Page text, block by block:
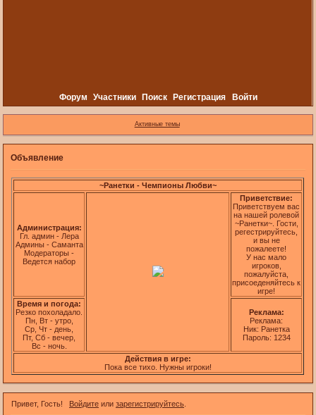
Форум Участники Поиск Регистрация Войти
Активные темы
Объявление
~Ранетки - Чемпионы Любви~
Администрация:
Гл. админ - Лера
Админы - Саманта
Модераторы -
Ведется набор
Приветствие:
Приветствуем вас
на нашей ролевой
~Ранетки~. Гости,
регестрируйтесь,
и вы не
пожалеете!
У нас мало
игроков,
пожалуйста,
присоеденяйтесь к
игре!
Время и погода:
Резко похоладало.
Пн, Вт - утро,
Ср, Чт - день,
Пт, Сб - вечер,
Вс - ночь.
Реклама:
Реклама:
Ник: Ранетка
Пароль: 1234
Действия в игре:
Пока все тихо. Нужны игроки!
Привет, Гость! Войдитеили зарегистрируйтесь.